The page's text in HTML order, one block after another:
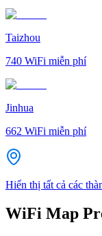
Taizhou
740 WiFi miễn phí
Jinhua
662 WiFi miễn phí
Hiển thị tất cả các
WiFi Map